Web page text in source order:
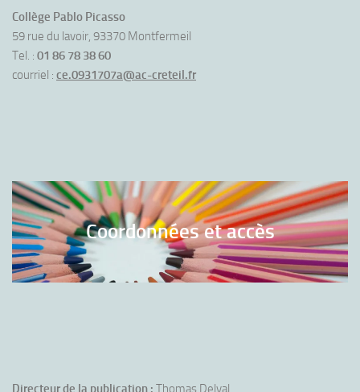
Collège Pablo Picasso
59 rue du lavoir, 93370 Montfermeil
Tel. : 01 86 78 38 60
courriel : ce.0931707a@ac-creteil.fr
Coordonnées et accès
Directeur de la publication : Thomas Delval